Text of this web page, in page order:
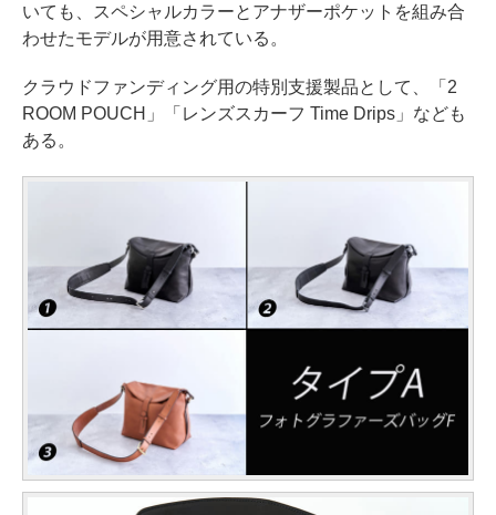
いても、スペシャルカラーとアナザーポケットを組み合
わせたモデルが用意されている。
クラウドファンディング用の特別支援製品として、「2
ROOM POUCH」「レンズスカーフ Time Drips」なども
ある。